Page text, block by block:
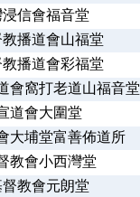
信會福音堂
播道會山福堂
播道會彩福堂
會窩打老道山福音堂
道會大圍堂
大埔堂富善佈道所
教會小西灣堂
教會元朗堂